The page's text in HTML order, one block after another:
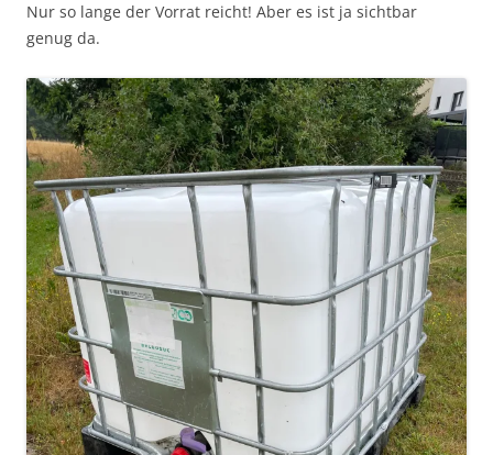
Nur so lange der Vorrat reicht! Aber es ist ja sichtbar
genug da.